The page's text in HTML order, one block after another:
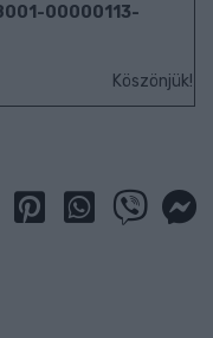
00000113-
Köszönjük!